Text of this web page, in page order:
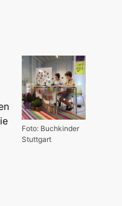
Foto: Buchkinder
Stuttgart